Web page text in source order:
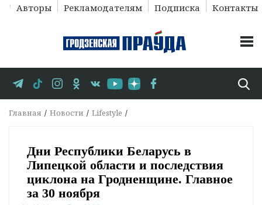
Авторы Рекламодателям Подписка Контакты
Главная Новости Lifestyle
Дни Республики Беларусь в
Липецкой области и последствия
циклона на Гродненщине. Главное
за 30 ноября